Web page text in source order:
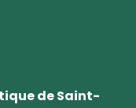
de Saint-